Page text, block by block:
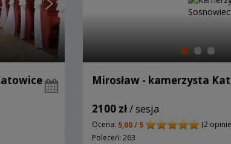
Mirosław - kamerzysta
2100 zł/ sesja
Ocena: 5,00 / 5
(2
Poleceń: 263